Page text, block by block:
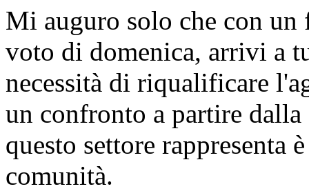
Mi auguro solo che con
voto di domenica, arrivi a
necessità di riqualificare
un confronto a partire dalla
questo settore rappresenta
comunità.